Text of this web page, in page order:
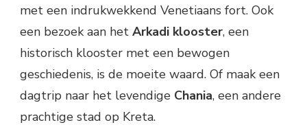
met een indrukwekkend Venetiaans fort. Ook
een bezoek aan het Arkadi klooster, een
historisch klooster met een bewogen
geschiedenis, is de moeite waard. Of maak een
dagtrip naar het levendige Chania, een andere
prachtige stad op Kreta.